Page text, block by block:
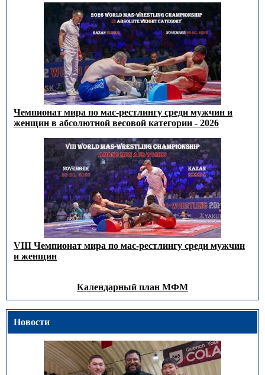
Чемпионат мира по мас-рестлингу среди мужчин и
женщин в абсолютной весовой категории - 2026
VIII Чемпионат мира по мас-рестлингу среди мужчин
и женщин
Календарный план МФМ
Новости